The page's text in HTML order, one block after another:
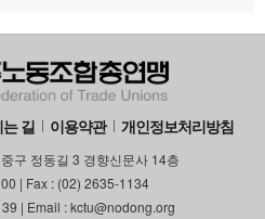
는 길 이용약관 개인정보처리방침
구 정동길 3 경향신문사 14층
| Fax : (02) 2635-1134
| Email : kctu@nodong.org